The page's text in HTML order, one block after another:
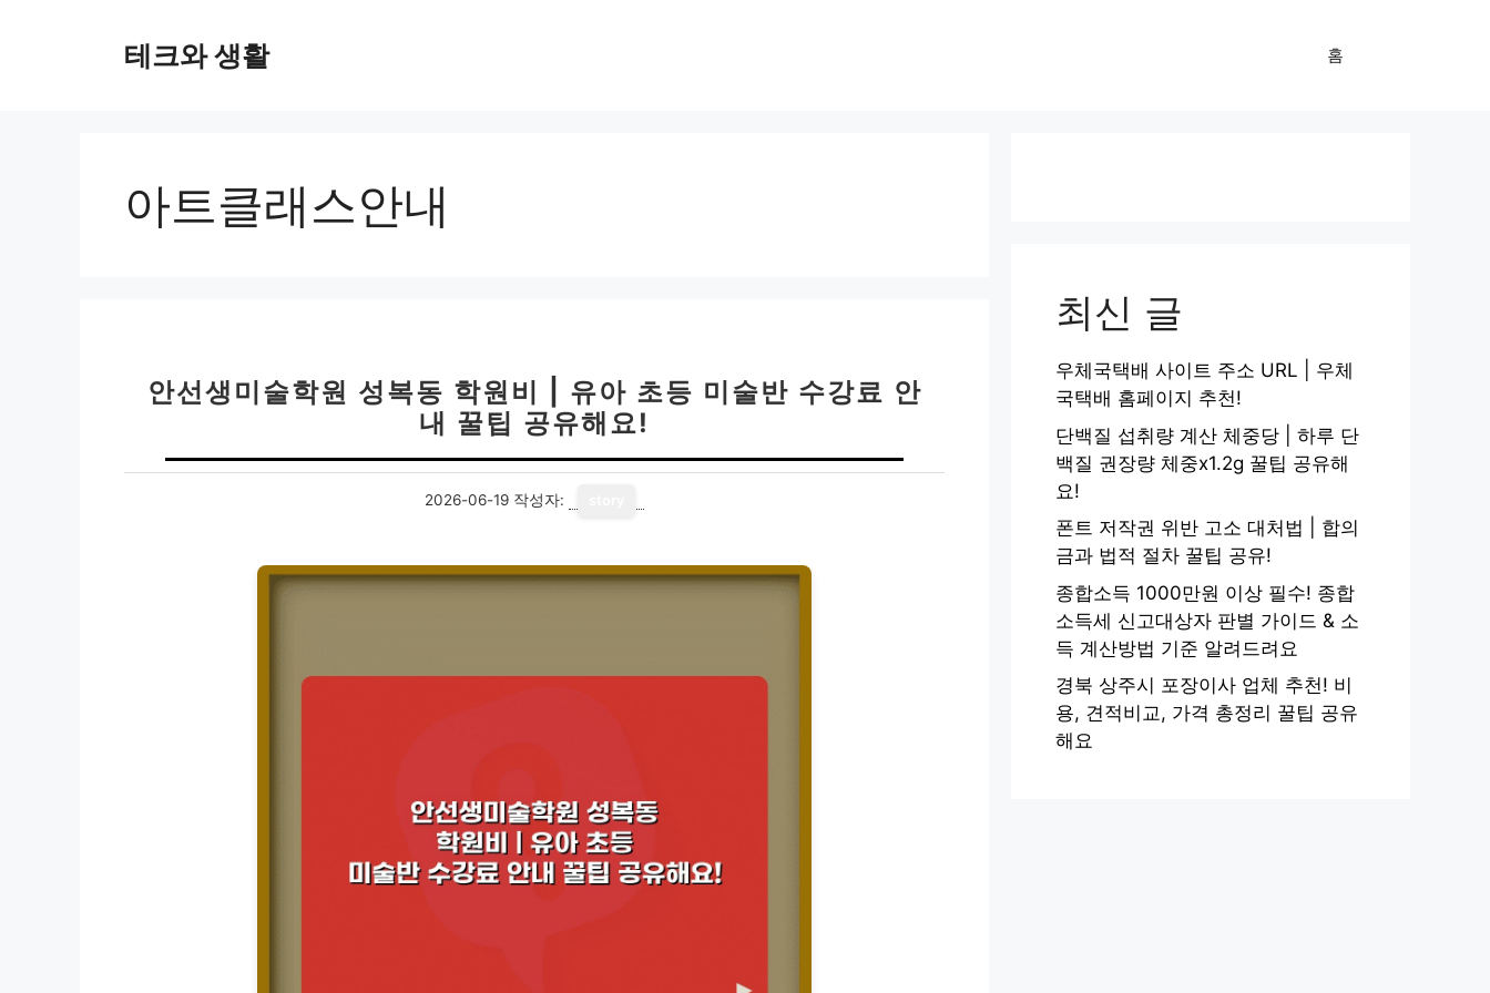
테크와 생활 홈
아트클래스안내
안선생미술학원 성복동 학원비 | 유아 초등 미술반 수강료 안
내 꿀팁 공유해요!
2026-06-19 작성자:
최신 글
우체국택배 사이트 주소 URL | 우체
국택배 홈페이지 추천!
단백질 섭취량 계산 체중당 | 하루 단
백질 권장량 체중x1.2g 꿀팁 공유해
요!
폰트 저작권 위반 고소 대처법 | 합의
금과 법적 절차 꿀팁 공유!
종합소득 1000만원 이상 필수! 종합
소득세 신고대상자 판별 가이드 & 소
득 계산방법 기준 알려드려요
경북 상주시 포장이사 업체 추천! 비
용, 견적비교, 가격 총정리 꿀팁 공유
해요